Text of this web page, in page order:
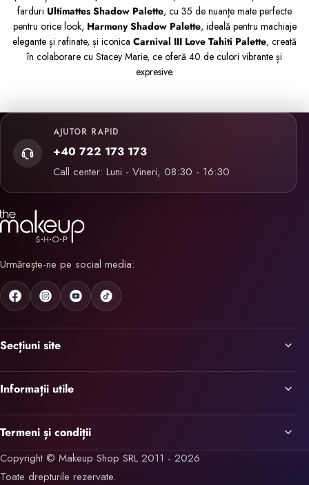
farduri Ultimattes Shadow Palette, cu 35 de nuanțe mate perfecte
pentru orice look, Harmony Shadow Palette, ideală pentru machiaje
elegante și rafinate, și iconica Carnival III Love Tahiti Palette, creată
în colaborare cu Stacey Marie, ce oferă 40 de culori vibrante și
expresive.
AJUTOR RAPID
+40 722 173 173
Call center: Luni - Vineri, 08:30 - 16:30
Urmărește-ne pe social media:
Secțiuni site
Informații utile
Termeni și condiții
Copyright © Makeup Shop SRL 2011 - 2026
Toate drepturile rezervate.